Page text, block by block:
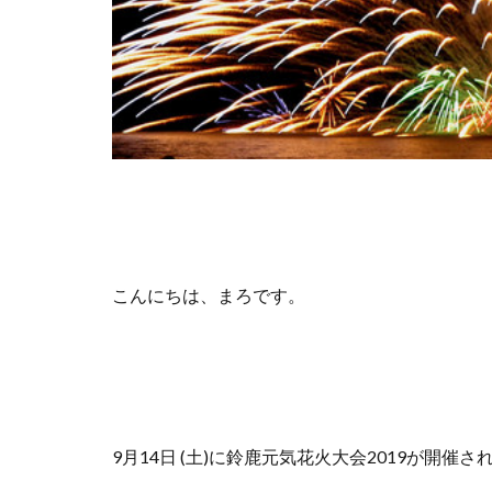
こんにちは、まろです。
9月14日 (土)に鈴鹿元気花火大会2019が開催さ